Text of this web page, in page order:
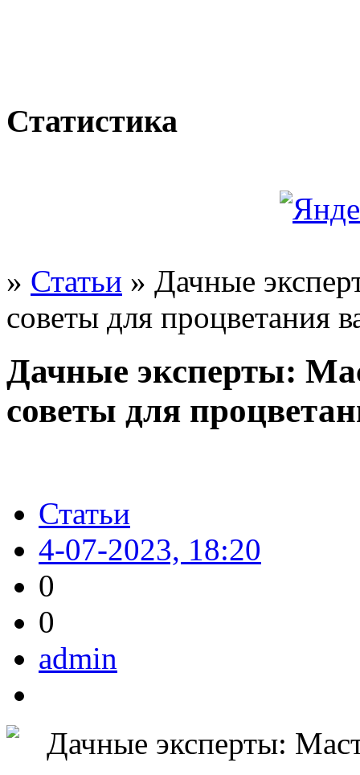
Статистика
» Статьи » Дачные
советы для процветания
Дачные эксперты:
советы для
Статьи
4-07-2023, 18:20
0
0
admin